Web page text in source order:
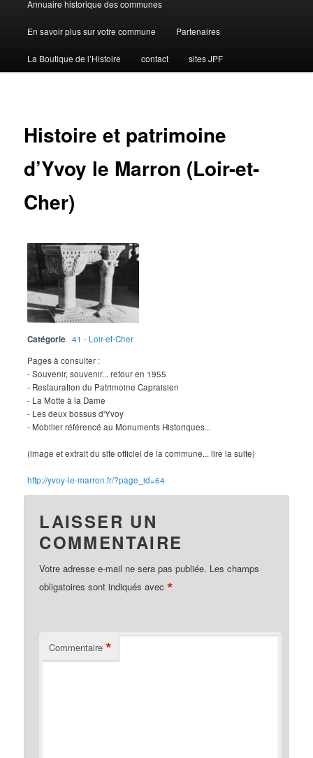
principal
Annuaire historique des communes
En savoir plus sur votre commune Partenaires
La Boutique de l’Histoire contact sites JPF
Histoire et patrimoine
d’Yvoy le Marron (Loir-et-
Cher)
Catégorie
41 - Loir-et-Cher
Pages à consulter :
- Souvenir, souvenir... retour en 1955
- Restauration du Patrimoine Capraisien
- La Motte à la Dame
- Les deux bossus d'Yvoy
- Mobilier référencé au Monuments Historiques...
(image et extrait du site officiel de la commune... lire la suite)
http://yvoy-le-marron.fr/?page_id=64
LAISSER UN
COMMENTAIRE
Votre adresse e-mail ne sera pas publiée. Les champs
obligatoires sont indiqués avec*
Commentaire *